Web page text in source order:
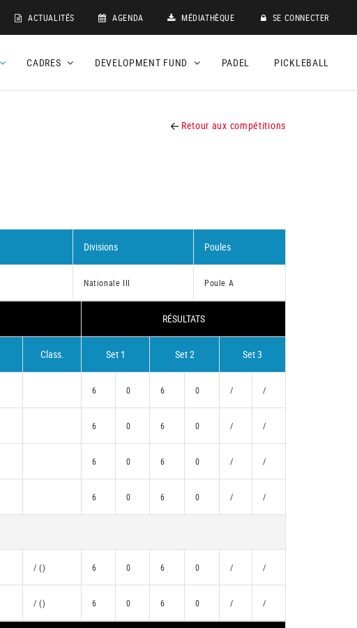
ACTUALITÉS AGENDA MÉDIATHÈQUE SE CONNECTER
CADRES DEVELOPMENT FUND PADEL PICKLEBALL
Retour aux compétitions
Divisions Poules
Nationale III Poule A
RÉSULTATS
Class. Set 1 Set 2 Set 3
6 0 6 0 / /
6 0 6 0 / /
6 0 6 0 / /
6 0 6 0 / /
/ () 6 0 6 0 / /
/ () 6 0 6 0 / /